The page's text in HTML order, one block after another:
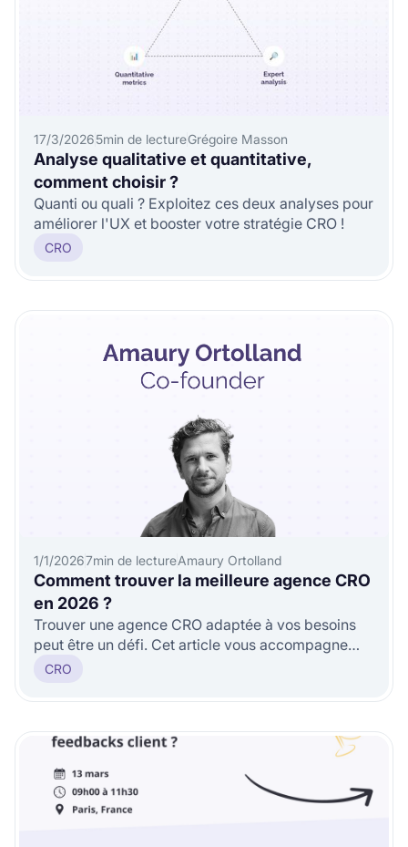
17/3/20265min de lectureGrégoire Masson
Analyse qualitative et quantitative,
comment choisir ?
Quanti ou quali ? Exploitez ces deux analyses pour
améliorer l'UX et booster votre stratégie CRO !
CRO
1/1/20267min de lectureAmaury Ortolland
Comment trouver la meilleure agence CRO
en 2026 ?
Trouver une agence CRO adaptée à vos besoins
peut être un défi. Cet article vous accompagne
dans cette démarche
CRO